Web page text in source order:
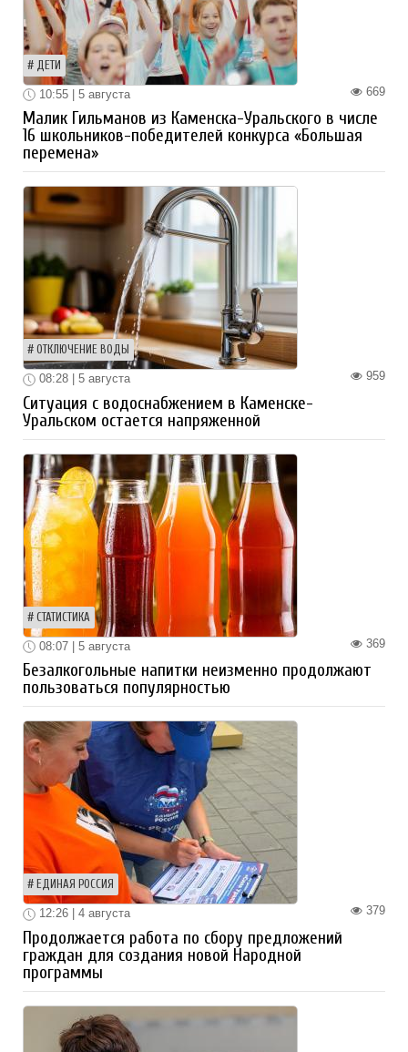
ДЕТИ
669
10:55 | 5 августа
Малик Гильманов из Каменска-Уральского в числе
16 школьников-победителей конкурса «Большая
перемена»
ОТКЛЮЧЕНИЕ ВОДЫ
959
08:28 | 5 августа
Ситуация с водоснабжением в Каменске-
Уральском остается напряженной
СТАТИСТИКА
369
08:07 | 5 августа
Безалкогольные напитки неизменно продолжают
пользоваться популярностью
ЕДИНАЯ РОССИЯ
379
12:26 | 4 августа
Продолжается работа по сбору предложений
граждан для создания новой Народной
программы